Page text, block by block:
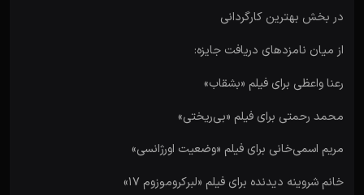
در بخش بهترین کارگردانی
از میان نامزدهای دریافت جایزه:
رعنا واعظی برای فیلم «بشقاب»
محمد رحمتی برای فیلم «بی‌ریختی»
مریم اسمی‌خانی برای فیلم «وضعیت اورژانسی»
خانم شروینه دیدنده برای فیلم «لبرکروموزوم ۱۷»